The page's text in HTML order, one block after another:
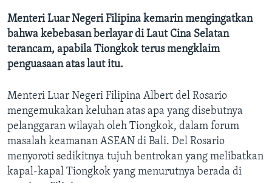
Menteri Luar Negeri Filipina kemarin mengingatkan
bahwa kebebasan berlayar di Laut Cina Selatan
terancam, apabila Tiongkok terus mengklaim
penguasaan atas laut itu.
Menteri Luar Negeri Filipina Albert del Rosario
mengemukakan keluhan atas apa yang disebutnya
pelanggaran wilayah oleh Tiongkok, dalam forum
masalah keamanan ASEAN di Bali. Del Rosario
menyoroti sedikitnya tujuh bentrokan yang melibatkan
kapal-kapal Tiongkok yang menurutnya berada di